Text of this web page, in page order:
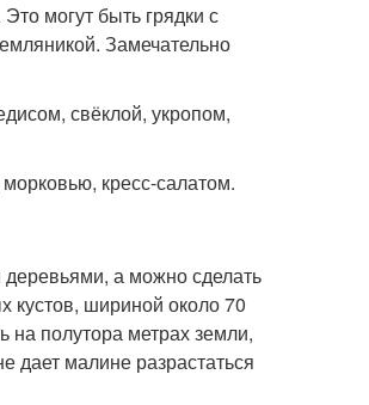
могут быть грядки с
Замечательно
свёклой, укропом,
кресс-салатом.
а можно сделать
кустов, шириной около 70
полутора метрах земли,
дает малине разрастаться